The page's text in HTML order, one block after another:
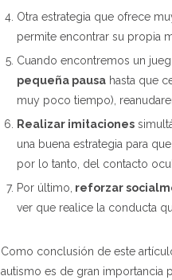
Otra estrategia que ofrece
permite encontrar su propia
Cuando encontremos un
pequeña pausa hasta que
muy poco tiempo),
Realizar imitaciones
una buena estrategia para
por lo tanto, del contacto
Por último, reforzar
ver que realice la conducta
Como conclusión de este
autismo es de gran importancia